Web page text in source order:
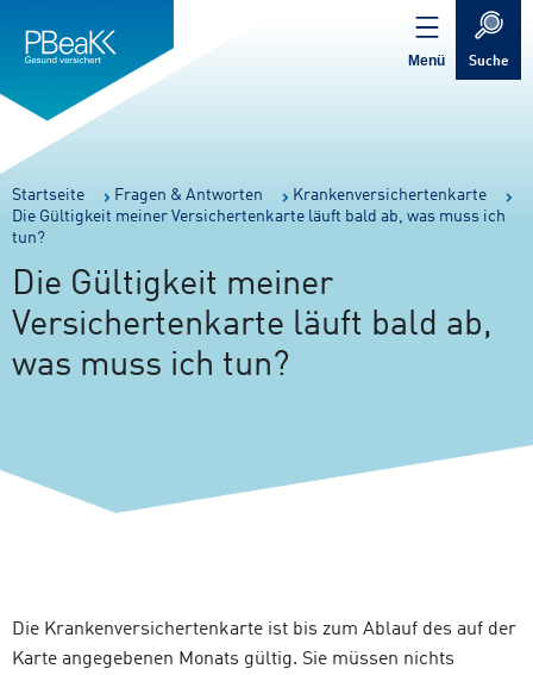
springen
springen
Verweis
zur
Menü Suche
Sie
sind
Startseite Fragen & Antworten
Krankenversichertenkarte
Die Gültigkeit meiner Versichertenkarte läuft bald ab, was muss ich
tun?
Die Gültigkeit meiner
Versichertenkarte läuft bald ab,
was muss ich tun?
Die Krankenversichertenkarte ist bis zum Ablauf des auf der
Karte angegebenen Monats gültig. Sie müssen nichts